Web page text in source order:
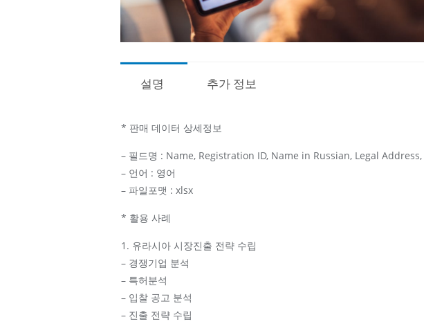
설명 추가 정보
* 판매 데이터 상세정보
– 필드명 : Name, Registration ID, Name in Russian, Legal
– 언어 : 영어
– 파일포맷 : xlsx
* 활용 사례
1. 유라시아 시장진출 전략 수립
– 경쟁기업 분석
– 특허분석
– 입찰 공고 분석
– 진출 전략 수립